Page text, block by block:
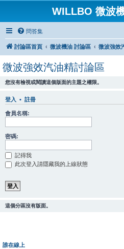
WILLBO 微波
問答集
討論區首頁 微波機油 討論區 微波強效
微波強效汽油精討論區
您沒有檢視或閱讀這個版面的主題之權限。
登入 • 註冊
會員名稱:
密碼:
記得我
此次登入請隱藏我的上線狀態
這個分區沒有版面。
誰在線上